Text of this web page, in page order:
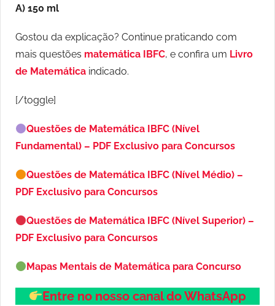
A) 150 ml
Gostou da explicação? Continue praticando com
mais questões matemática IBFC, e confira um Livro
de Matemática indicado.
[/toggle]
Questões de Matemática IBFC (Nível
Fundamental) – PDF Exclusivo para Concursos
Questões de Matemática IBFC (Nível Médio) –
PDF Exclusivo para Concursos
Questões de Matemática IBFC (Nível Superior) –
PDF Exclusivo para Concursos
Mapas Mentais de Matemática para Concurso
Entre no nosso canal do WhatsApp